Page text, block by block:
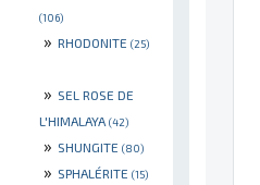
(106)
» RHODONITE (25)
» SEL ROSE DE
L'HIMALAYA (42)
» SHUNGITE (80)
» SPHALÉRITE (15)